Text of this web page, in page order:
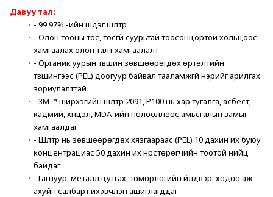
Давуу тал:
- 99.97% -ийн шүүдэг шүүлтүүр
- Олон тооны тос, тосгүй суурьтай тоосонцортой хольцоос
хамгаалах олон талт хамгаалалт
- Органик уурын түвшин зөвшөөрөгдөх өртөлтийн
түвшингээс (PEL) доогуур байвал тааламжгүй үнэрийг арилгах
зориулалттай
- 3M ™ ширхэгийн шүүлтүүр 2091, P100 нь хар тугалга, асбест,
кадмий, хүнцэл, MDA-ийн нөлөөллөөс амьсгалын замыг
хамгаалдаг
- Шүүлтүүр нь зөвшөөрөгдөх хязгаараас (PEL) 10 дахин их буюу
концентрациас 50 дахин их нүүрстөрөгчийн тоотой нийцүү
байдаг
- Гагнуур, металл цутгах, төмөрлөгийн үйлдвэр, хөдөө аж
ахуйн салбарт ихэвчлэн ашиглагддаг